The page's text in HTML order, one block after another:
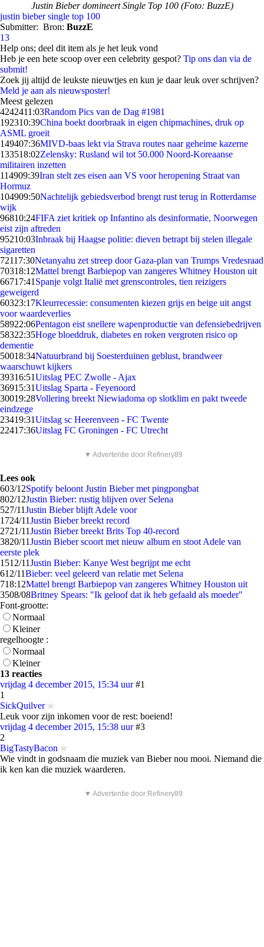
Justin Bieber domineert Single Top 100 (Foto: BuzzE)
justin bieber single top 100
Submitter: Bron: BuzzE
13
Help ons; deel dit item als je het leuk vond
Heb je een hete scoop over een celebrity gespot? Tip ons dan via de
submit!
Zoek jij altijd de leukste nieuwtjes en kun je daar leuk over schrijven?
Meld je aan als nieuwsposter!
Meest gelezen
4242411:03Random Pics van de Dag #1981
192310:39China boekt doorbraak in eigen chipmachines, druk op
ASML groeit
149407:36MIVD-baas lekt via Strava routes naar geheime kazerne
133518:02Zelensky: Rusland wil tot 50.000 Noord-Koreaanse
militairen inzetten
114909:39Iran stelt zes eisen aan VS voor heropening Straat van
Hormuz
104909:50Nachtelijk gebiedsverbod brengt rust terug in Rotterdamse
wijk
96810:24FIFA ziet kritiek op Infantino als desinformatie, Noorwegen
eist zijn aftreden
95210:03Inbraak bij Haagse politie: dieven betrapt bij stelen illegale
sigaretten
72117:30Netanyahu zet streep door Gaza-plan van Trumps Vredesraad
70318:12Mattel brengt Barbiepop van zangeres Whitney Houston uit
66717:41 Spanje volgt Italië met grenscontroles, tien reizigers
geweigerd
60323:17Kleurrecessie: consumenten kiezen grijs en beige uit angst
voor waardeverlies
58922:06Pentagon eist snellere wapenproductie van defensiebedrijven
58322:35Hoge bloeddruk, diabetes en roken vergroten risico op
dementie
50018:34Natuurbrand bij Soesterduinen geblust, brandweer
waarschuwt kijkers
39316:51Uitslag PEC Zwolle - Ajax
36915:31Uitslag Sparta - Feyenoord
30019:28Vollering breekt Niewiadoma op slotklim en pakt tweede
eindzege
23419:31Uitslag sc Heerenveen - FC Twente
22417:36Uitslag FC Groningen - FC Utrecht
▼ Advertentie door Refinery89
Lees ook
603/12Spotify beloont Justin Bieber met pingpongbat
802/12Justin Bieber: rustig blijven over Selena
527/11Justin Bieber blijft Adele voor
1724/11Justin Bieber breekt record
2721/11Justin Bieber breekt Brits Top 40-record
3820/11Justin Bieber scoort met nieuw album en stoot Adele van
eerste plek
1512/11Justin Bieber: Kanye West begrijpt me echt
612/11Bieber: veel geleerd van relatie met Selena
718:12Mattel brengt Barbiepop van zangeres Whitney Houston uit
3508/08Britney Spears: "Ik geloof dat ik heb gefaald als moeder"
Font-grootte:
Normaal
Kleiner
regelhoogte :
Normaal
Kleiner
13 reacties
vrijdag 4 december 2015, 15:34 uur #1
1
SickQuilver
Leuk voor zijn inkomen voor de rest: boeiend!
vrijdag 4 december 2015, 15:38 uur #3
2
BigTastyBacon
Wie vindt in godsnaam die muziek van Bieber nou mooi. Niemand die
ik ken kan die muziek waarderen.
▼ Advertentie door Refinery89